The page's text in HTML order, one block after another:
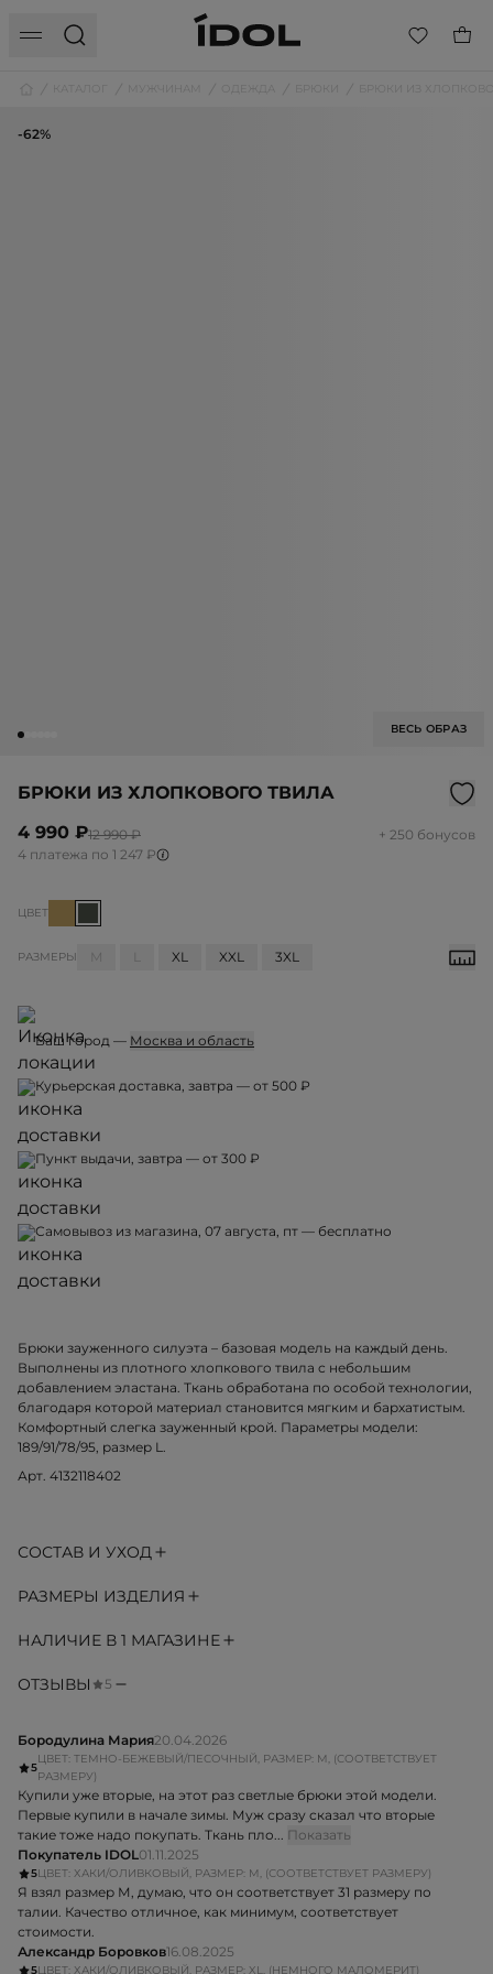
-62%
ВЕСЬ ОБРАЗ
БРЮКИ ИЗ ХЛОПКОВОГО ТВИЛА
4 990 ₽12 990 ₽
+ 250 бонусов
4 платежа по 1 247 ₽
ЦВЕТ
РАЗМЕРЫ M XL XXL 3XL
Ваш город — Москва и область
Курьерская доставка, завтра — от 500 ₽
Пункт выдачи, завтра — от 300 ₽
Самовывоз из магазина, 07 августа, пт — бесплатно
Брюки зауженного силуэта – базовая модель на каждый день.
Выполнены из плотного хлопкового твила с небольшим
добавлением эластана. Ткань обработана по особой технологии,
благодаря которой материал становится мягким и бархатистым.
Комфортный слегка зауженный крой. Параметры модели:
189/91/78/95, размер L.
Арт. 4132118402
СОСТАВ И УХОД
РАЗМЕРЫ ИЗДЕЛИЯ
НАЛИЧИЕ В 1 МАГАЗИНЕ
ОТЗЫВЫ 5
Бородулина Мария20.04.2026
5
ЦВЕТ: ТЕМНО-БЕЖЕВЫЙ/ПЕСОЧНЫЙ, РАЗМЕР: M, (СООТВЕТСТВУЕТ
РАЗМЕРУ)
Купили уже вторые, на этот раз светлые брюки этой модели.
Первые купили в начале зимы. Муж сразу сказал что вторые
такие тоже надо покупать. Ткань пло... Показать
Покупатель IDOL01.11.2025
5ЦВЕТ: ХАКИ/ОЛИВКОВЫЙ, РАЗМЕР: M, (СООТВЕТСТВУЕТ РАЗМЕРУ)
Я взял размер М, думаю, что он соответствует 31 размеру по
талии. Качество отличное, как минимум, соответствует
стоимости.
Александр Боровков16.08.2025
5ЦВЕТ: ХАКИ/ОЛИВКОВЫЙ, РАЗМЕР: XL, (НЕМНОГО МАЛОМЕРИТ)